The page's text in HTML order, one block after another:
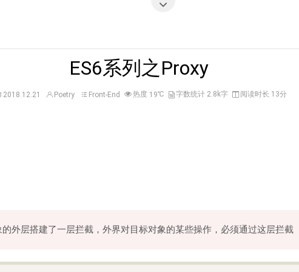
ES6系列之Proxy
2018.12.21 Poetry Front-End 热度 19℃ 字数统计 2.8k字 阅读时长 13分
的外层搭建了一层拦截，外界对目标对象的某些操作，必须通过这层拦截